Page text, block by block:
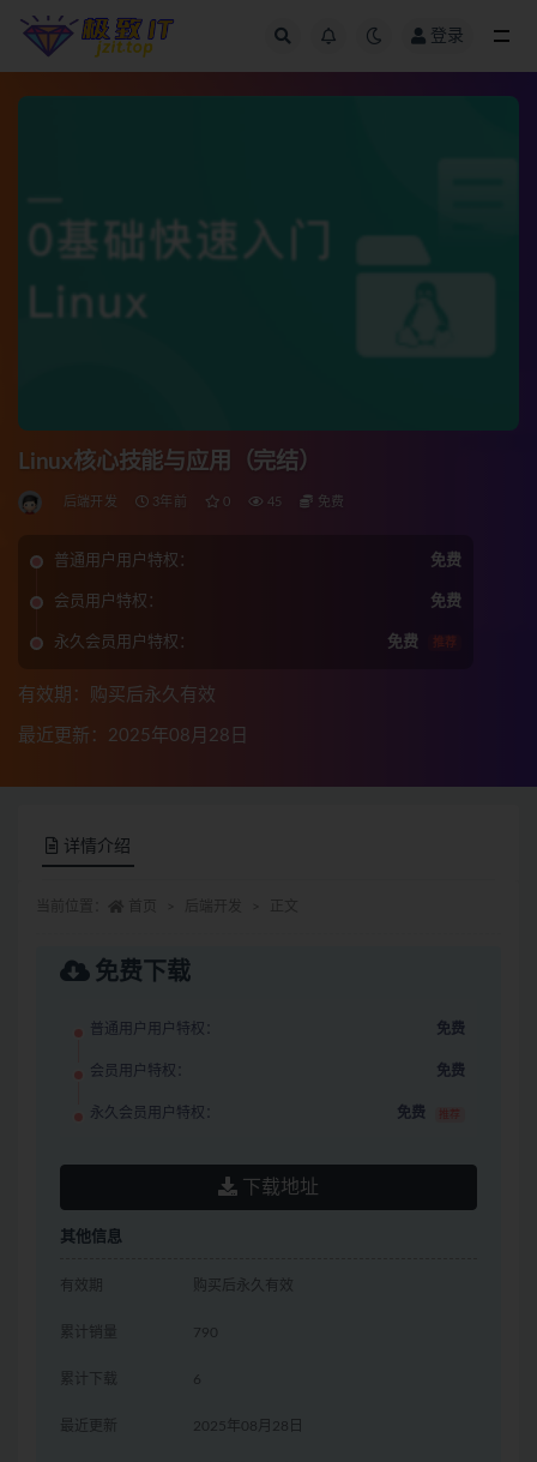
登录
Linux核心技能与应用（完结）
后端开发 3年前 0 45 免费
普通用户用户特权： 免费
会员用户特权： 免费
永久会员用户特权： 免费 推荐
有效期：购买后永久有效
最近更新：2025年08月28日
详情介绍
免费下载
普通用户用户特权： 免费
会员用户特权： 免费
永久会员用户特权： 免费 推荐
下载地址
其他信息
有效期 购买后永久有效
累计销量 790
累计下载 6
最近更新 2025年08月28日